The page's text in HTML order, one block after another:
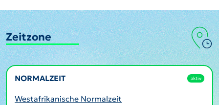
Zeitzone
NORMALZEIT aktiv
Westafrikanische Normalzeit